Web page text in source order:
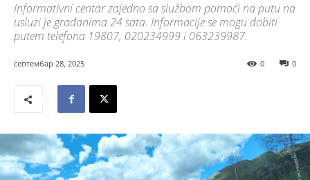
Informativni centar zajedno sa službom pomoći na putu na
usluzi je građanima 24 sata. Informacije se mogu dobiti
putem telefona 19807, 020234999 i 063239987.
септембар 28, 2025 0
0